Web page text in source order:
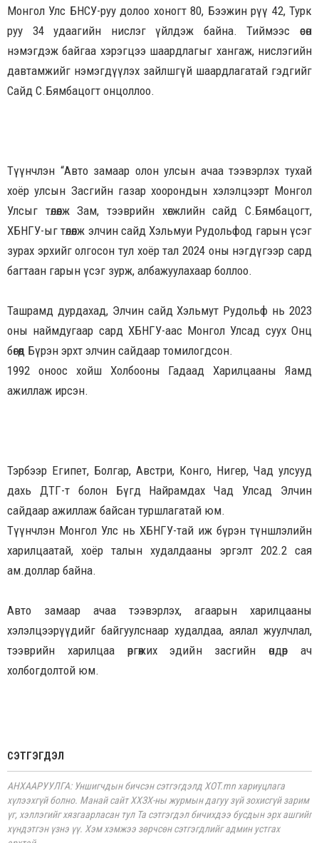
Монгол Улс БНСУ-руу долоо хоногт 80, Бээжин рүү 42, Турк
руу 34 удаагийн нислэг үйлдэж байна. Тиймээс өсөн
нэмэгдэж байгаа хэрэгцээ шаардлагыг хангаж, нислэгийн
давтамжийг нэмэгдүүлэх зайлшгүй шаардлагатай гэдгийг
Сайд С.Бямбацогт онцоллоо.
Түүнчлэн “Авто замаар олон улсын ачаа тээвэрлэх тухай
хоёр улсын Засгийн газар хоорондын хэлэлцээрт Монгол
Улсыг төлөөлж Зам, тээврийн хөгжлийн сайд С.Бямбацогт,
ХБНГУ-ыг төлөөлж элчин сайд Хэльмуи Рудольфод гарын үсэг
зурах эрхийг олгосон тул хоёр тал 2024 оны нэгдүгээр сард
багтаан гарын үсэг зурж, албажуулахаар боллоо.
Ташрамд дурдахад, Элчин сайд Хэльмут Рудольф нь 2023
оны наймдугаар сард ХБНГУ-аас Монгол Улсад суух Онц
бөгөөд Бүрэн эрхт элчин сайдаар томилогдсон.
1992 оноос хойш Холбооны Гадаад Харилцааны Яамд
ажиллаж ирсэн.
Тэрбээр Египет, Болгар, Австри, Конго, Нигер, Чад улсууд
дахь ДТГ-т болон Бүгд Найрамдах Чад Улсад Элчин
сайдаар ажиллаж байсан туршлагатай юм.
Түүнчлэн Монгол Улс нь ХБНГУ-тай иж бүрэн түншлэлийн
харилцаатай, хоёр талын худалдааны эргэлт 202.2 сая
ам.доллар байна.
Авто замаар ачаа тээвэрлэх, агаарын харилцааны
хэлэлцээрүүдийг байгуулснаар худалдаа, аялал жуулчлал,
тээврийн харилцаа өргөжих эдийн засгийн өндөр ач
холбогдолтой юм.
СЭТГЭГДЭЛ
АНХААРУУЛГА: Уншигчдын бичсэн сэтгэгдэлд XOT.mn хариуцлага
хүлээхгүй болно. Манай сайт ХХЗХ-ны журмын дагуу зүй зохисгүй зарим
үг, хэллэгийг хязгаарласан тул Та сэтгэгдэл бичихдээ бусдын эрх ашгийг
хүндэтгэн үзнэ үү. Хэм хэмжээ зөрчсөн сэтгэгдлийг админ устгах